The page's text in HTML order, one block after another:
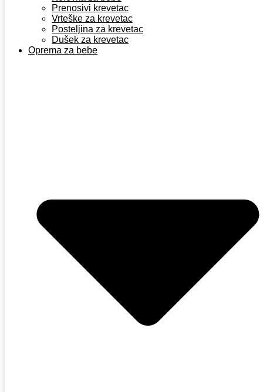
Prenosivi krevetac
Vrteške za krevetac
Posteljina za krevetac
Dušek za krevetac
Oprema za bebe